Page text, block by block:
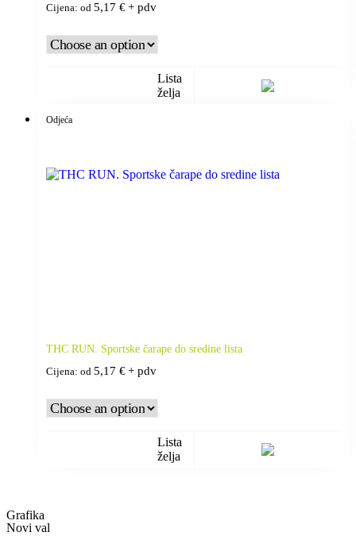
Cijena: od 5,17 €+ pdv
Lista
želja
Odjeća
THC RUN. Sportske čarape do sredine lista
Cijena: od 5,17 €+ pdv
Lista
želja
Grafika
Novi val